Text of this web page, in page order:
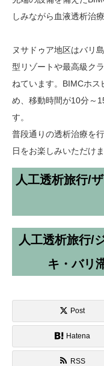
しみながら血液透析治
ヌサドゥア地区はバリ
型リゾートや最高級ク
ねています。BIMCホス
め、移動時間が10分～
す。
普段通りの透析治療を
日をお楽しみいただけま
人工透析旅行/
人工透析旅行/
キ・バリ
Post
Hatena
RSS